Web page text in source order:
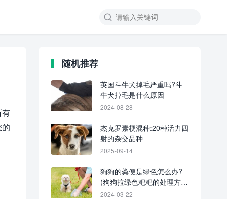
有
随机推荐
英国斗牛犬掉毛严重吗?斗
牛犬掉毛是什么原因
2024-08-28
杰克罗素梗混种:20种活力四
射的杂交品种
2025-09-14
狗狗的粪便是绿色怎么办?
(狗狗拉绿色粑粑的处理方
法)
2024-03-22